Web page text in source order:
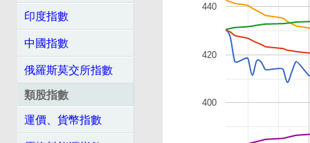
印度指數
中國指數
俄羅斯莫交所指數
類股指數
運價、貨幣指數
400
420
440